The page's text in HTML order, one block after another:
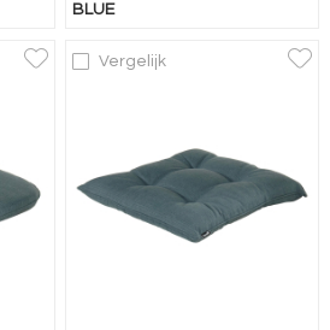
BLUE
Vergelijk